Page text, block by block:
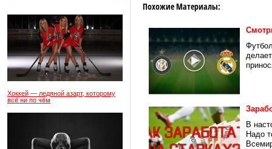
Хоккей — ледяной азарт, которому
всё ни по чём
Похожие Материалы:
В
Надо